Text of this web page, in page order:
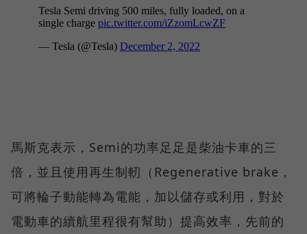
馬斯克表示，Semi的功率足足是柴油卡車的三
倍，並且使用再生制軔（Regenerative brake，
可將輪子動能轉為電能，加以儲存或利用，對於
電動車的續航里程很有幫助）提高效率，先前的